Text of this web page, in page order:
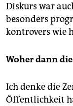
Diskurs war
besonders
kontrovers wie
Woher dann
Ich denke die
Öffentlichkeit